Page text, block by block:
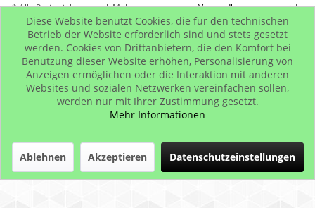
* Alle Preise inkl. gesetzl. Mehrwertsteuer zzgl.Versandkosten, wenn nicht
anders beschrieben
Kontakt Rückgabe Hip Hop Bling
Hip Hop Shop
© www.iced-out.biz
Diese Website benutzt Cookies, die für den technischen
Betrieb der Website erforderlich sind und stets gesetzt
werden. Cookies von Drittanbietern, die den Komfort bei
Benutzung dieser Website erhöhen, Personalisierung von
Anzeigen ermöglichen oder die Interaktion mit anderen
Websites und sozialen Netzwerken vereinfachen sollen,
werden nur mit Ihrer Zustimmung gesetzt.
Mehr Informationen
Ablehnen Akzeptieren Datenschutzeinstellungen